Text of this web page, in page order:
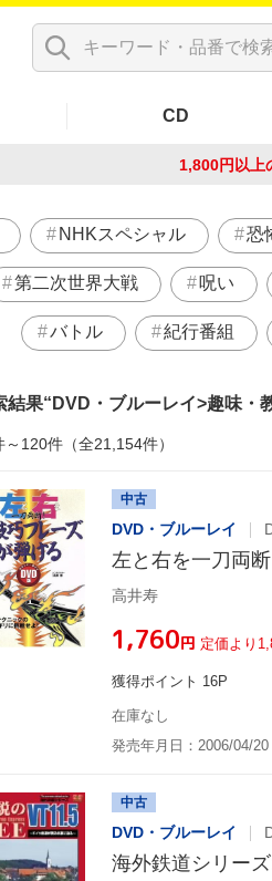
CD
1,800円以上
NHKスペシャル 恐
第二次世界大戦 呪い
バトル 紀行番組
結果 DVD・ブルーレイ>趣味・
～120件（全21,154件）
中古
DVD・ブルーレイ
左と右を一刀両
高井寿
¥1,760円 定価より
獲得ポイント 16P
在庫なし
発売年月日：2006/04/20
中古
DVD・ブルーレイ
海外鉄道シリー